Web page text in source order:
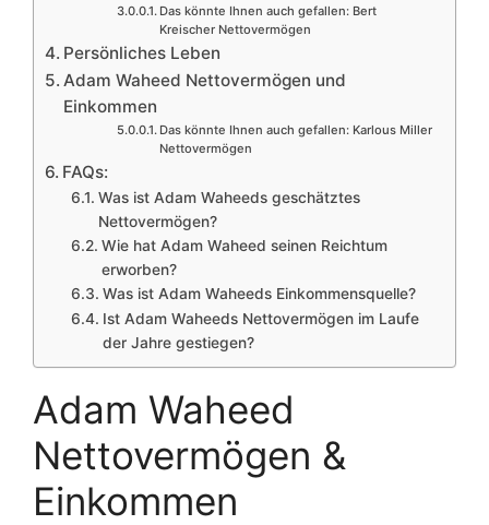
Das könnte Ihnen auch gefallen: Bert
Kreischer Nettovermögen
Persönliches Leben
Adam Waheed Nettovermögen und
Einkommen
Das könnte Ihnen auch gefallen: Karlous Miller
Nettovermögen
FAQs:
Was ist Adam Waheeds geschätztes
Nettovermögen?
Wie hat Adam Waheed seinen Reichtum
erworben?
Was ist Adam Waheeds Einkommensquelle?
Ist Adam Waheeds Nettovermögen im Laufe
der Jahre gestiegen?
Adam Waheed
Nettovermögen &
Einkommen